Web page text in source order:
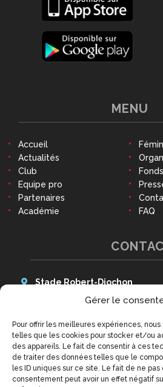
Gérer le
Pour offrir les meilleures expériences,
telles que les cookies pour stocker et/ou
des appareils. Le fait de consentir à ces
de traiter des données telles que le
les ID uniques sur ce site. Le fait de ne
consentement peut avoir un effet négatif
Stade Robert-Diochon
48 Avenue des Canadiens
Tél : 02 79 02 77 20
9h - 12h30 et 14h - 18h
(hors week-ends et jours
contact@qrm.fr
MENU
Accueil
Actualités
Club
Equipe pro
Partenaires
Académie
FAQ